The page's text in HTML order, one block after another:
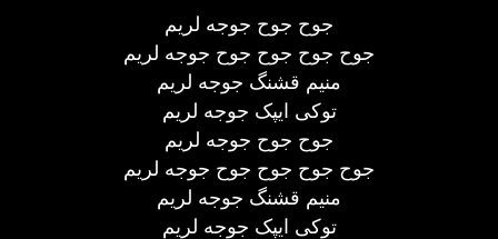
جوح جوح جوجه لریم
جوح جوح جوح جوح جوجه لریم
منیم قشنگ جوجه لریم
توکی ایپک جوجه لریم
جوح جوح جوجه لریم
جوح جوح جوح جوح جوجه لریم
منیم قشنگ جوجه لریم
توکی ایپک جوجه لریم